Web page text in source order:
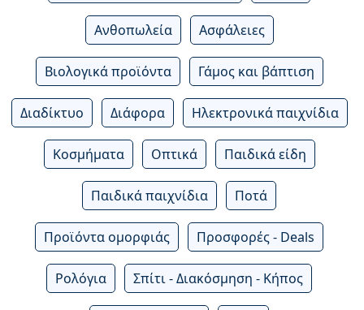
Ανθοπωλεία Ασφάλειες
Βιολογικά προϊόντα Γάμος και βάπτιση
Διαδίκτυο Διάφορα Ηλεκτρονικά παιχνίδια
Κοσμήματα Οπτικά Παιδικά είδη
Παιδικά παιχνίδια Ποτά
Προϊόντα ομορφιάς Προσφορές - Deals
Ρολόγια Σπίτι - Διακόσμηση - Κήπος